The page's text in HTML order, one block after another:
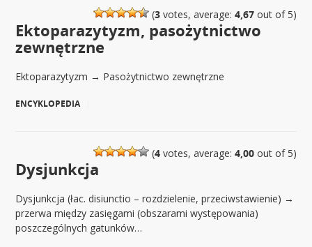
(3votes, average: 4,67out of 5)
Ektoparazytyzm, pasożytnictwo
zewnętrzne
Ektoparazytyzm → Pasożytnictwo zewnętrzne
ENCYKLOPEDIA
(4votes, average: 4,00out of 5)
Dysjunkcja
Dysjunkcja (łac. disiunctio – rozdzielenie, przeciwstawienie) →
przerwa między zasięgami (obszarami występowania)
poszczególnych gatunków…